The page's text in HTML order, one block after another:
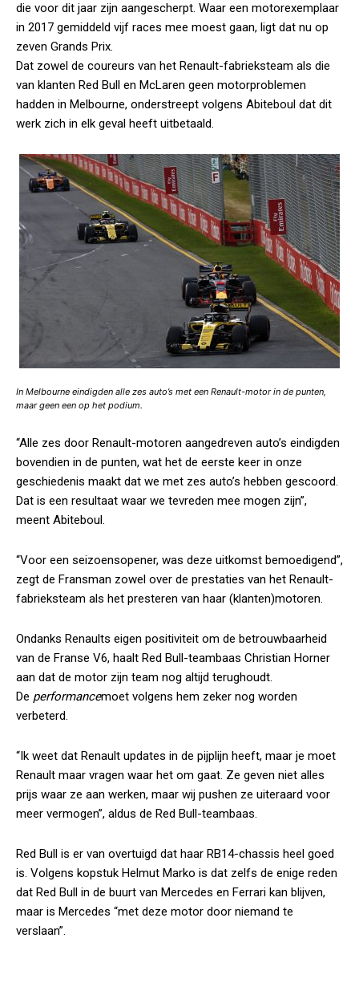
die voor dit jaar zijn aangescherpt. Waar een motorexemplaar
in 2017 gemiddeld vijf races mee moest gaan, ligt dat nu op
zeven Grands Prix.
Dat zowel de coureurs van het Renault-fabrieksteam als die
van klanten Red Bull en McLaren geen motorproblemen
hadden in Melbourne, onderstreept volgens Abiteboul dat dit
werk zich in elk geval heeft uitbetaald.
In Melbourne eindigden alle zes auto’s met een Renault-motor in de punten,
maar geen een op het podium.
“Alle zes door Renault-motoren aangedreven auto’s eindigden
bovendien in de punten, wat het de eerste keer in onze
geschiedenis maakt dat we met zes auto’s hebben gescoord.
Dat is een resultaat waar we tevreden mee mogen zijn”,
meent Abiteboul.
“Voor een seizoensopener, was deze uitkomst bemoedigend”,
zegt de Fransman zowel over de prestaties van het Renault-
fabrieksteam als het presteren van haar (klanten)motoren.
Ondanks Renaults eigen positiviteit om de betrouwbaarheid
van de Franse V6, haalt Red Bull-teambaas Christian Horner
aan dat de motor zijn team nog altijd terughoudt.
De performancemoet volgens hem zeker nog worden
verbeterd.
“Ik weet dat Renault updates in de pijplijn heeft, maar je moet
Renault maar vragen waar het om gaat. Ze geven niet alles
prijs waar ze aan werken, maar wij pushen ze uiteraard voor
meer vermogen”, aldus de Red Bull-teambaas.
Red Bull is er van overtuigd dat haar RB14-chassis heel goed
is. Volgens kopstuk Helmut Marko is dat zelfs de enige reden
dat Red Bull in de buurt van Mercedes en Ferrari kan blijven,
maar is Mercedes “met deze motor door niemand te
verslaan”.